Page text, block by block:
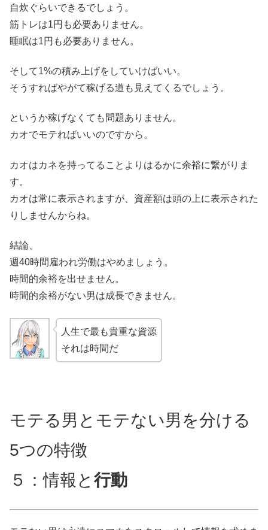
自炊ぐらいできるでしょう。
筋トレは1円も必要ありません。
睡眠は1円も必要ありません。
そして1%の積み上げをしていけばいい。
そうすればやがて稼げる道も見えてくるでしょう。
というか稼げなくても問題ありません。
カオでモテればいいのですから。
カオはカネを持ってることよりはるかに余裕に繋がりま
す。
カオは常に表示されますが、資産額は頭の上に表示された
りしませんからね。
結論、
週40時間雇われ労働はやめましょう。
時間的余裕を出せません。
時間的余裕がない男は成長できません。
人生で最も貴重な資源
それは時間だ
モテる男とモテない男を分ける
5つの特徴
５：情報と 行動